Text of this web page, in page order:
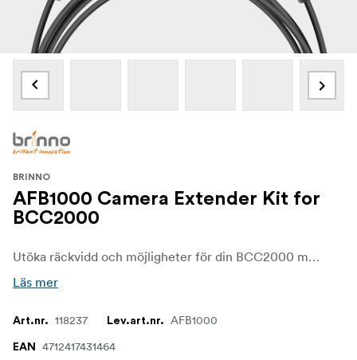
BRINNO
AFB1000 Camera Extender Kit for
BCC2000
Utöka räckvidd och möjligheter för din BCC2000 med Brinno Camera Extender Kit. Med tillbehörspaketet ansluter du kameran med obegränsad kraft, gör snabbare dataöverföringar och får tillgång till Brinno Command Center.
Läs mer
Art.nr. 118237 Lev.art.nr. AFB1000
EAN 4712417431464